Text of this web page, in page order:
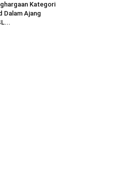
Kategori
Dalam Ajang